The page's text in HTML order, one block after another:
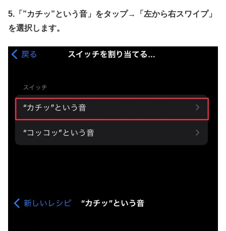
5.「”カチッ”という音」をタップ→
「左から右スワイプ」
を選択します。